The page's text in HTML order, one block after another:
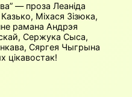
— проза Леаніда
Міхася Зізюка,
рамана Андрэя
Сержука Сыса,
Сяргея Чыгрына
цікавостак!